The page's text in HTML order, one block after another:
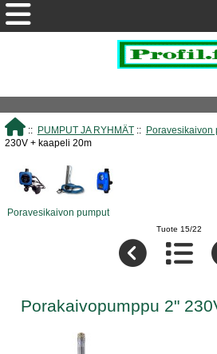
:: PUMPUT JA RYHMÄT:: Poravesikaivon
230V + kaapeli 20m
Poravesikaivon pumput
Tuote 15/22
Porakaivopumppu 2"